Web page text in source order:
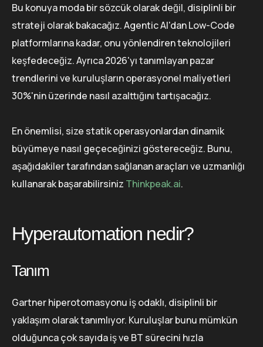
Bu konuya moda bir sözcük olarak değil, disiplinli bir
strateji olarak bakacağız. Agentic AI'dan Low-Code
platformlarına kadar, onu yönlendiren teknolojileri
keşfedeceğiz. Ayrıca 2026'yı tanımlayan pazar
trendlerini ve kuruluşların operasyonel maliyetleri
30%'nin üzerinde nasıl azalttığını tartışacağız.
En önemlisi, size statik operasyonlardan dinamik
büyümeye nasıl geçeceğinizi göstereceğiz. Bunu,
aşağıdakiler tarafından sağlanan araçları ve uzmanlığı
kullanarak başarabilirsiniz Thinkpeak.ai.
Hyperautomation nedir?
Tanım
Gartner hiperotomasyonu iş odaklı, disiplinli bir
yaklaşım olarak tanımlıyor. Kuruluşlar bunu mümkün
olduğunca çok sayıda iş ve BT sürecini hızla